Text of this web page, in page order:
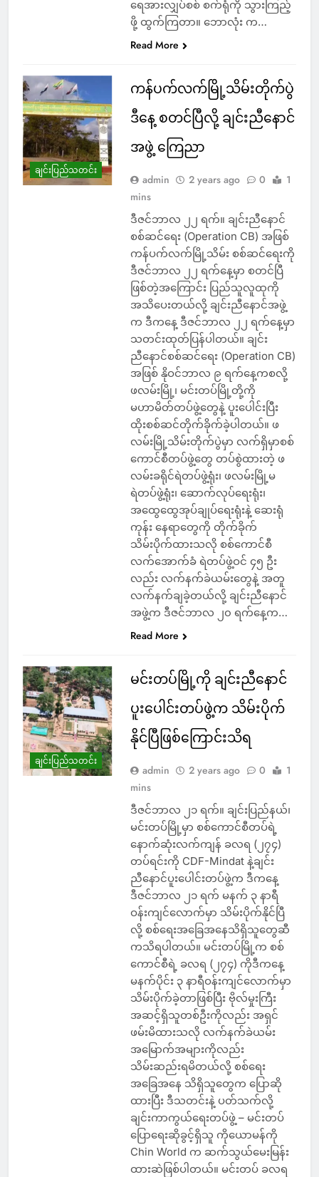
ရေအားလျှပ်စစ် စက်ရုံကို သွားကြည့်
ဖို့ ထွက်ကြတာ။ ဘောလုံး က…
Read More
ချင်းပြည်သတင်း
ကန်ပက်လက်မြို့သိမ်းတိုက်ပွဲ
ဒီနေ့ စတင်ပြီလို့ ချင်းညီနောင်
အဖွဲ့ ကြေညာ
admin 2 years ago 0
1
mins
ဒီဇင်ဘာလ ၂၂ ရက်။ ချင်းညီနောင်
စစ်ဆင်ရေး (Operation CB) အဖြစ်
ကန်ပက်လက်မြို့သိမ်း စစ်ဆင်ရေးကို
ဒီဇင်ဘာလ ၂၂ ရက်နေ့မှာ စတင်ပြီ
ဖြစ်တဲ့အကြောင်း ပြည်သူလူထုကို
အသိပေးတယ်လို့ ချင်းညီနောင်အဖွဲ့
က ဒီကနေ့ ဒီဇင်ဘာလ ၂၂ ရက်နေ့မှာ
သတင်းထုတ်ပြန်ပါတယ်။ ချင်း
ညီနောင်စစ်ဆင်ရေး (Operation CB)
အဖြစ် နိုဝင်ဘာလ ၉ ရက်နေ့ကစလို့
ဖလမ်းမြို့၊ မင်းတပ်မြို့တို့ကို
မဟာမိတ်တပ်ဖွဲ့တွေနဲ့ ပူးပေါင်းပြီး
ထိုးစစ်ဆင်တိုက်ခိုက်ခဲ့ပါတယ်။ ဖ
လမ်းမြို့သိမ်းတိုက်ပွဲမှာ လက်ရှိမှာစစ်
ကောင်စီတပ်ဖွဲ့တွေ တပ်စွဲထားတဲ့ ဖ
လမ်းခရိုင်ရဲတပ်ဖွဲ့ရုံး၊ ဖလမ်းမြို့မ
ရဲတပ်ဖွဲ့ရုံး၊ ဆောက်လုပ်ရေးရုံး၊
အထွေထွေအုပ်ချုပ်ရေးရုံးနဲ့ ဆေးရုံ
ကုန်း နေရာတွေကို တိုက်ခိုက်
သိမ်းပိုက်ထားသလို စစ်ကောင်စီ
လက်အောက်ခံ ရဲတပ်ဖွဲ့ဝင် ၄၅ ဦး
လည်း လက်နက်ခဲယမ်းတွေနဲ့ အတူ
လက်နက်ချခဲ့တယ်လို့ ချင်းညီနောင်
အဖွဲ့က ဒီဇင်ဘာလ ၂၀ ရက်နေ့က…
Read More
ချင်းပြည်သတင်း
မင်းတပ်မြို့ကို ချင်းညီနောင်
ပူးပေါင်းတပ်ဖွဲ့က သိမ်းပိုက်
နိုင်ပြီဖြစ်ကြောင်းသိရ
admin 2 years ago 0
1
mins
ဒီဇင်ဘာလ ၂၁ ရက်။ ချင်းပြည်နယ်၊
မင်းတပ်မြို့မှာ စစ်ကောင်စီတပ်ရဲ့
နောက်ဆုံးလက်ကျန် ခလရ (၂၇၄)
တပ်ရင်းကို CDF-Mindat နဲ့ချင်း
ညီနောင်ပူးပေါင်းတပ်ဖွဲ့က ဒီကနေ့
ဒီဇင်ဘာလ ၂၁ ရက် မနက် ၃ နာရီ
ဝန်းကျင်လောက်မှာ သိမ်းပိုက်နိုင်ပြီ
လို့ စစ်ရေးအခြေအနေသိရှိသူတွေဆီ
ကသိရပါတယ်။ မင်းတပ်မြို့က စစ်
ကောင်စီရဲ့ ခလရ (၂၇၄) ကိုဒီကနေ့
မနက်ပိုင်း ၃ နာရီဝန်းကျင်လောက်မှာ
သိမ်းပိုက်ခဲ့တာဖြစ်ပြီး ဗိုလ်မှုးကြီး
အဆင့်ရှိသူတစ်ဦးကိုလည်း အရှင်
ဖမ်းမိထားသလို လက်နက်ခဲယမ်း
အမြောက်အများကိုလည်း
သိမ်းဆည်းရမိတယ်လို့ စစ်ရေး
အခြေအနေ သိရှိသူတွေက ပြောဆို
ထားပြီး ဒီသတင်းနဲ့ ပတ်သက်လို့
ချင်းကာကွယ်ရေးတပ်ဖွဲ့ – မင်းတပ်
ပြောရေးဆိုခွင့်ရှိသူ ကိုယောမန်ကို
Chin World က ဆက်သွယ်မေးမြန်း
ထားဆဲဖြစ်ပါတယ်။ မင်းတပ် ခလရ